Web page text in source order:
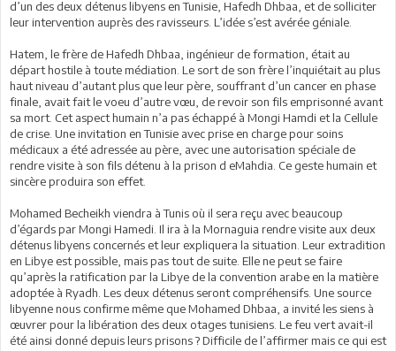
d’un des deux détenus libyens en Tunisie, Hafedh Dhbaa, et de solliciter
leur intervention auprès des ravisseurs. L’idée s’est avérée géniale.
Hatem, le frère de Hafedh Dhbaa, ingénieur de formation, était au
départ hostile à toute médiation. Le sort de son frère l’inquiétait au plus
haut niveau d’autant plus que leur père, souffrant d’un cancer en phase
finale, avait fait le voeu d’autre vœu, de revoir son fils emprisonné avant
sa mort. Cet aspect humain n’a pas échappé à Mongi Hamdi et la Cellule
de crise. Une invitation en Tunisie avec prise en charge pour soins
médicaux a été adressée au père, avec une autorisation spéciale de
rendre visite à son fils détenu à la prison d eMahdia. Ce geste humain et
sincère produira son effet.
Mohamed Becheikh viendra à Tunis où il sera reçu avec beaucoup
d’égards par Mongi Hamedi. Il ira à la Mornaguia rendre visite aux deux
détenus libyens concernés et leur expliquera la situation. Leur extradition
en Libye est possible, mais pas tout de suite. Elle ne peut se faire
qu’après la ratification par la Libye de la convention arabe en la matière
adoptée à Ryadh. Les deux détenus seront compréhensifs. Une source
libyenne nous confirme même que Mohamed Dhbaa, a invité les siens à
œuvrer pour la libération des deux otages tunisiens. Le feu vert avait-il
été ainsi donné depuis leurs prisons ? Difficile de l’affirmer mais ce qui est